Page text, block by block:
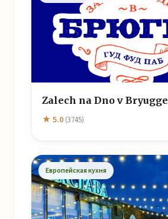
Zalech na Dno v Bryugge
★ 5.0 (3745)
Европейская кухня